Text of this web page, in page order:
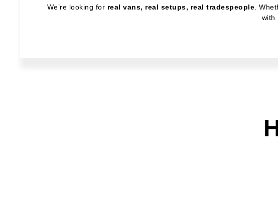
We’re looking for real vans, real setups, real tradespeople .
with